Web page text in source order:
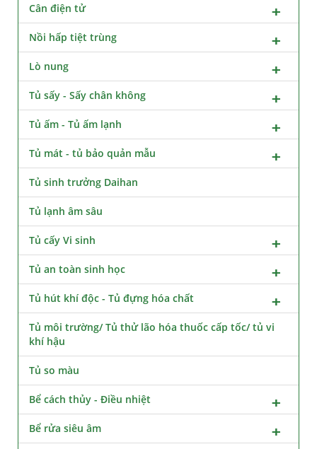
Cân điện tử
Nồi hấp tiệt trùng
Lò nung
Tủ sấy - Sấy chân không
Tủ ấm - Tủ ấm lạnh
Tủ mát - tủ bảo quản mẫu
Tủ sinh trưởng Daihan
Tủ lạnh âm sâu
Tủ cấy Vi sinh
Tủ an toàn sinh học
Tủ hút khí độc - Tủ đựng hóa chất
Tủ môi trường/ Tủ thử lão hóa thuốc cấp tốc/ tủ vi
khí hậu
Tủ so màu
Bể cách thủy - Điều nhiệt
Bể rửa siêu âm